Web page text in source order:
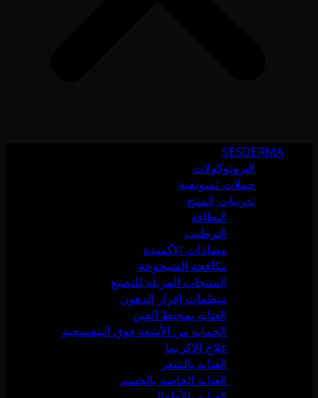
SESDERMA
البروتوكولات
حملات تسويقية
تدريبات المنتج
النظافة
الترطيب
مضادات الأكسدة
مكافحة الشيخوخة
المنتجات المزيلة للتصبغ
منظمات إفراز الدهون
العناية بمحيط العين
الحماية من الأشعة فوق البنفسجية
علاج الإكزيما
العناية بالشعر
العناية الخاصة بالجسم